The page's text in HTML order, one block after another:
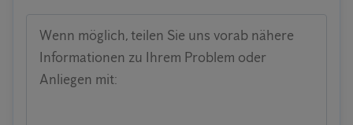
Wenn möglich, teilen Sie uns vorab nähere
Informationen zu Ihrem Problem oder
Anliegen mit: